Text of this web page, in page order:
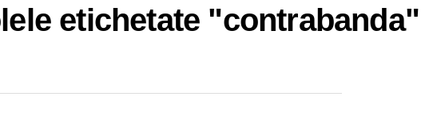
etichetate "contrabanda"